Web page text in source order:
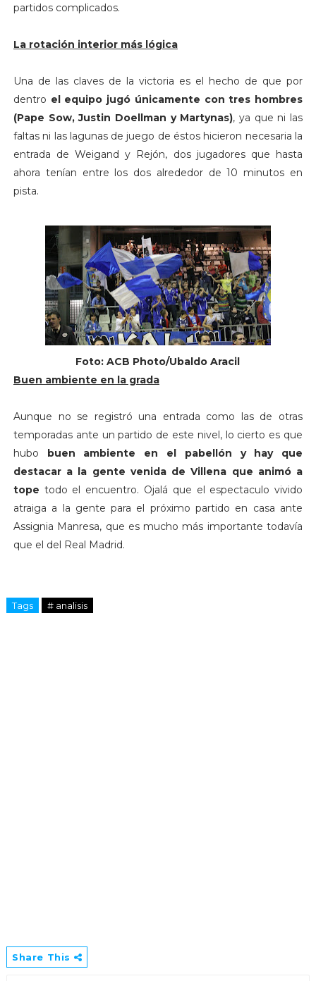
partidos complicados.
La rotación interior más lógica
Una de las claves de la victoria es el hecho de que por
dentro el equipo jugó únicamente con tres hombres
(Pape Sow, Justin Doellman y Martynas), ya que ni las
faltas ni las lagunas de juego de éstos hicieron necesaria la
entrada de Weigand y Rejón, dos jugadores que hasta
ahora tenían entre los dos alrededor de 10 minutos en
pista.
Foto: ACB Photo/Ubaldo Aracil
Buen ambiente en la grada
Aunque no se registró una entrada como las de otras
temporadas ante un partido de este nivel, lo cierto es que
hubo buen ambiente en el pabellón y hay que
destacar a la gente venida de Villena que animó a
tope todo el encuentro. Ojalá que el espectaculo vivido
atraiga a la gente para el próximo partido en casa ante
Assignia Manresa, que es mucho más importante todavía
que el del Real Madrid.
Tags # analisis
Share This